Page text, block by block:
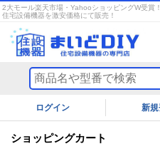
2大モール楽天市場・YahooショッピングW受賞！
住宅設備機器を激安価格にて販売！
ログイン
ショッピングカート